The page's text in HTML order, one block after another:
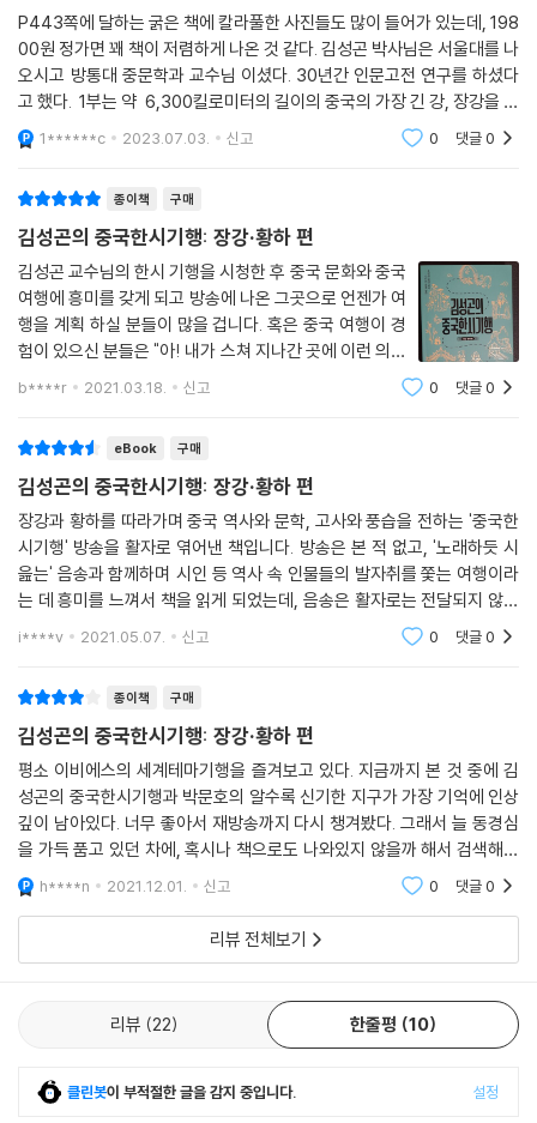
3. 세상에서 가장 아름다운 기원 - 동봉 하기정
4. 화산, 사랑의 성지가 되다 - 소사와 농옥의 옥녀봉
5. 푸른 용의 등줄기를 오르다 - 창룡령
9장 하남성1 - 낙양
2. 측천무후의 얼굴로 빚은 노사나대불 - 용문석굴
10장 하남성2 - 숭산
1. 유불도가 번갈아 차지한 최고의 길지 - 숭양서원
2. 9년 면벽수도의 달마대사, 선과 무를 합치다 - 소림사
3. 그리운 동생도 오고 고향에 계신 부친도 오시고 - 삼소묘
1. 오백 년 대추나무에 주렁주렁 매달린 백가성 - 황제고리
2. 우공 가족의 불굴의 삽질에 사라질 뻔했던 산 - 왕옥산
4. 황제의 스승을 배출한 진씨 가문의 북방 제일 대저택 - 황성상부
12장 하남성4 - 개봉
2. 법불아귀, 법은 부귀한 자에게 아부하지 않는다 - 포공사
13장 하남성5 - 위휘, 학벽, 태항산
1. 곧은 바늘로 천하를 낚은 강태공의 고향 - 위휘
2. 학을 사랑하다 백성 잃은 어리석은 군주의 도시 - 학벽
3. 험산준령 태항산 구절양장 인생길 - 태항산 왕망령
14장 산동성1 - 제녕, 곡부
2. 옛 뜰에 울리는 공자의 음성, 아들아 시를 공부하거라 - 곡부
3. 공자님을 따라 동산으로 놀러가다 - 몽산
15장 산동성2 - 태산, 제남
1. 언젠가 태산 꼭대기 올라 자그만 봉우리들을 굽어보리라 - 태산
2. 샘물의 도시에서 마음을 씻다 - 제남
3. 옛 거리에서 부르는 사랑의 노래 - 치박
술 한 잔 강물에 따르고 며칠 전부터 준비한 송별시 한 수를 강가 모래밭에
적었다.
본시 천상의 물이었으니
응당 하늘 밖 하늘로 돌아가는 것
높은 초원에 아홉 구비로 아름다웠던 그대
대협곡에서는 만 마리 용으로 내달렸었지
손잡고 바라보던 둥근 지는 해
그대 어느 마을 지체하며 흘러가시는가
웃음소리 꿈속에 아득히 이어지는데
- 김성곤, [송황하送黃河〉]
--- p.442
굴’, 두보의 대표작 [망악]의 배경으로 광활한 풍경구를 자랑하는 ‘태산’ 등
천혜의 비경을 찾아간다.
이백, 두보, 소동파, 도연명…
중국 최고 시인들의 대표작들에 대한
이 책의 가장 큰 매력은 바로 한시에 대한 김성곤 교수의 흡인력 있는 해설
이다. 김성곤 교수 특유의 구성진 입담으로 옛 시인들의 작품과 삶의 면모
를 쉽게 풀어낸다. 책을 읽다 보면 한시는 고루하고 어렵다는 편견은 사라
지고 어릴 적 옛이야기를 듣듯 흥미진진한 설명에 흠뻑 빠져들 것이다. 한
시는 대체로 우리나라에 많이 알려진 이백, 두보, 도연명, 소동파 작품을
위주로 골랐으며, 여행길에 지은 저자의 자작시들도 덧붙여 그 흥취를 더
했다. 칼을 빼어들고 자신을 몰라주는 세상을 향해 악다구니를 쓰던 이백
의 [행로난], 파란만장한 인생역정 속에서도 삶의 기쁨을 찾아가는 소동파
의 [음주] 등 90여 편의 시와 20여 편의 산문이 소개된다.
태산은 대저 어떠한가
제齊와 노魯에 걸쳐 푸름이 끝이 없구나
조물주는 신령하고 수려한 봉우리를 모았고
산의 남북은 어둠과 새벽을 갈랐다
씻긴 가슴에 높은 구름 피어오르고
언젠가 저 산꼭대기에 올라
자그마한 산봉우리들을 한번 굽어보리라
두보, 〈망악望嶽〉
“태산 봉우리들 사이로 피어오르는 흰구름처럼 가슴에도 새로운 열망이
솟아오른다. 눈자위가 터질 듯 결기 어린 눈으로 태산 꼭대기를 바라보면
서 세상을 향해 외친다. “언젠가는 태산 꼭대기에 올라 자그마한 뭇 봉우리
들을 굽어볼 것이다!” 산길을 오르며 끝없이 올려다보았던 높고 수려한 봉
우리들조차 태산 꼭대기에 서 있는 내 발아래 작게 엎드릴 것이다. 세상에
지존한 존재로 우뚝 설 것이라는 야무진 꿈을 선포한 것이다. 이러한 그의
선포대로 두보는 시의 나라, 시의 영토에서 지존한 존재인 시성 詩聖이 되
었다. 태산을 오르는 등산객들이 너도나도 이 구절을 읊어대니 1,300년
전, 이곳 태산에 올라 호기롭게 외쳤던 두보의 음성이 아직도 태산을 감돌
P443쪽에 달하는 굵은 책에 칼라풀한 사진들도 많이 들어가 있는데, 198
00원 정가면 꽤 책이 저렴하게 나온 것 같다. 김성곤 박사님은 서울대를 나
오시고 방통대 중문학과 교수님 이셨다. 30년간 인문고전 연구를 하셨다
고 했다. 1부는 약 6,300킬로미터의 길이의 중국의 가장 긴 강, 장강을 따
라서 2부는 5,464킬로미터를 흐르는 중국의 두번째 긴 강, 황하를 따라1******c 2023.07.03. 신고 0 댓글0
종이책 구매
김성곤의 중국한시기행: 장강·황하 편
김성곤 교수님의 한시 기행을 시청한 후 중국 문화와 중국
여행에 흥미를 갖게 되고 방송에 나온 그곳으로 언젠가 여
행을 계획 하실 분들이 많을 겁니다. 혹은 중국 여행이 경
험이 있으신 분들은 "아! 내가 스쳐 지나간 곳에 이런 의미
가 있었구나:"라고 하실 겁니다. 이는 김성곤 교수님의 해
b****r 2021.03.18. 신고 0 댓글0
eBook 구매
김성곤의 중국한시기행: 장강·황하 편
장강과 황하를 따라가며 중국 역사와 문학, 고사와 풍습을 전하는 '중국한
시기행' 방송을 활자로 엮어낸 책입니다. 방송은 본 적 없고, '노래하듯 시
읊는' 음송과 함께하며 시인 등 역사 속 인물들의 발자취를 쫓는 여행이라
는 데 흥미를 느껴서 책을 읽게 되었는데, 음송은 활자로는 전달되지 않는
데다 실려있는 사진으로는 아쉬운 점이 많아서 책을 읽으면서 인터넷 검색
i****v 2021.05.07. 신고 0 댓글0
종이책 구매
김성곤의 중국한시기행: 장강·황하 편
평소 이비에스의 세계테마기행을 즐겨보고 있다. 지금까지 본 것 중에 김
성곤의 중국한시기행과 박문호의 알수록 신기한 지구가 가장 기억에 인상
깊이 남아있다. 너무 좋아서 재방송까지 다시 챙겨봤다. 그래서 늘 동경심
을 가득 품고 있던 차에, 혹시나 책으로도 나와있지 않을까 해서 검색해보
았더니 이 책을 발견할 수 있었다. 책으로 만나본 중국한시기행은 더욱 더
문학적이고 서정
h****n 2021.12.01. 신고 0 댓글0
리뷰 전체보기
리뷰 22 한줄평 10
클린봇이 부적절한 글을 감지 중입니다. 설정